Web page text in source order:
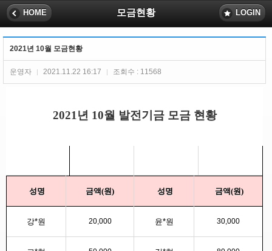
HOME 모금현황 LOGIN
2021년 10월 모금현황
운영자 2021.11.22 16:17 조회수 : 11568
2021년 10월 발전기금 모금 현황
성명 금액(원) 성명 금액(원)
강*원 20,000 윤*원 30,000